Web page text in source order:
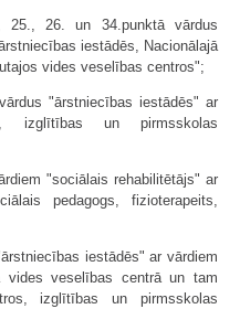
26. un 34.punktā vārdus
iestādēs, Nacionālajā
vides veselības centros";
"ārstniecības iestādēs" ar
izglītības un pirmsskolas
"sociālais rehabilitētājs" ar
pedagogs, fizioterapeits,
iestādēs" ar vārdiem
vides veselības centrā un tam
izglītības un pirmsskolas